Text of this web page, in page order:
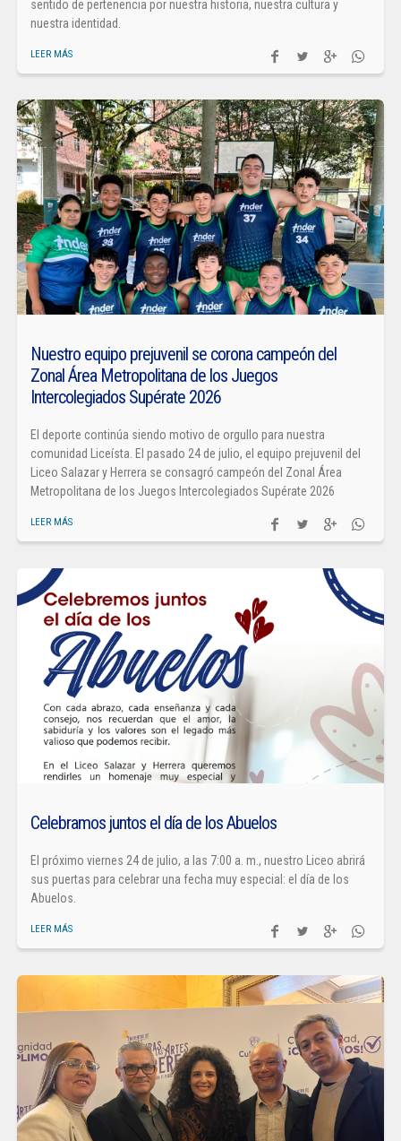
sentido de pertenencia por nuestra historia, nuestra cultura y
nuestra identidad.
LEER MÁS
Nuestro equipo prejuvenil se corona campeón del
Zonal Área Metropolitana de los Juegos
Intercolegiados Supérate 2026
El deporte continúa siendo motivo de orgullo para nuestra
comunidad Liceísta. El pasado 24 de julio, el equipo prejuvenil del
Liceo Salazar y Herrera se consagró campeón del Zonal Área
Metropolitana de los Juegos Intercolegiados Supérate 2026
LEER MÁS
Celebramos juntos el día de los Abuelos
El próximo viernes 24 de julio, a las 7:00 a. m., nuestro Liceo abrirá
sus puertas para celebrar una fecha muy especial: el día de los
Abuelos.
LEER MÁS